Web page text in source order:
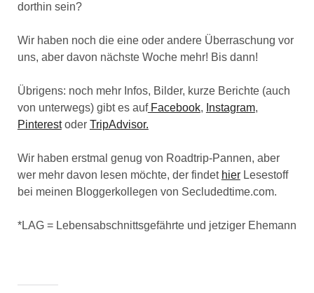
dorthin sein?
Wir haben noch die eine oder andere Überraschung vor
uns, aber davon nächste Woche mehr! Bis dann!
Übrigens: noch mehr Infos, Bilder, kurze Berichte (auch
von unterwegs) gibt es aufFacebook, Instagram,
Pinterestoder TripAdvisor.
Wir haben erstmal genug von Roadtrip-Pannen, aber
wer mehr davon lesen möchte, der findet hierLesestoff
bei meinen Bloggerkollegen von Secludedtime.com.
*LAG = Lebensabschnittsgefährte und jetziger Ehemann